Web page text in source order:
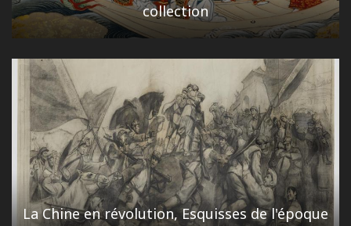
collection
La Chine en révolution, Esquisses de l'époque